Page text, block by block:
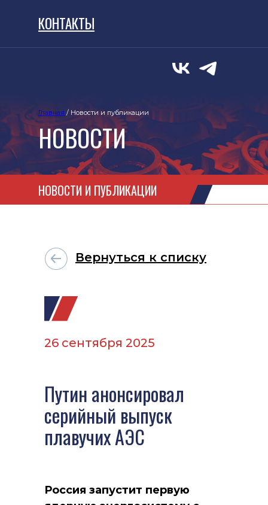
КОНТАКТЫ
НОВОСТИ
Главная / Новости и публикации
НОВОСТИ И ПУБЛИКАЦИИ
Вернуться к списку
26 сентября 2025
Путин анонсировал
серийный выпуск
плавучих АЭС
Россия запустит первую